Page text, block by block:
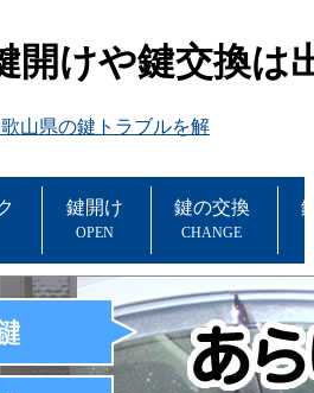
開けや鍵交換は
鍵開け
OPEN
鍵の交換
CHANGE